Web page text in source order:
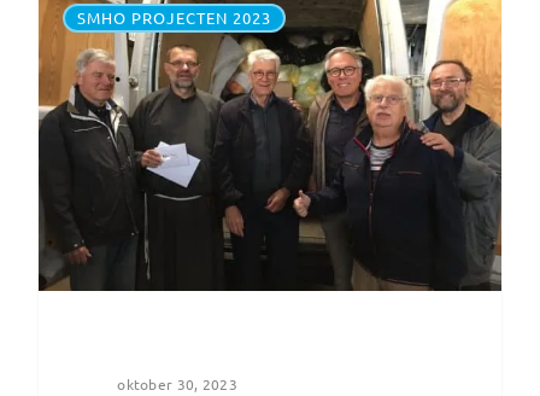
SMHO PROJECTEN 2023
oktober 30, 2023